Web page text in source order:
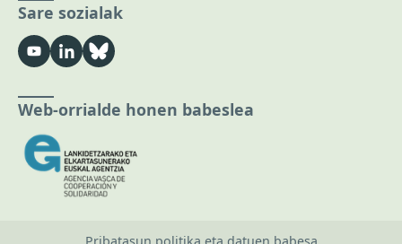
Sare sozialak
Web-orrialde honen babeslea
Pribatasun politika eta datuen babesa